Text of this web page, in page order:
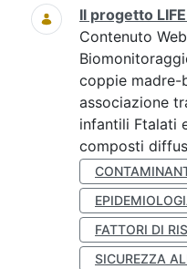
Il progetto
Contenuto Web
coppie madre-
associazione
infantili Ftalati
composti
FATTORI DI
SICUREZZA